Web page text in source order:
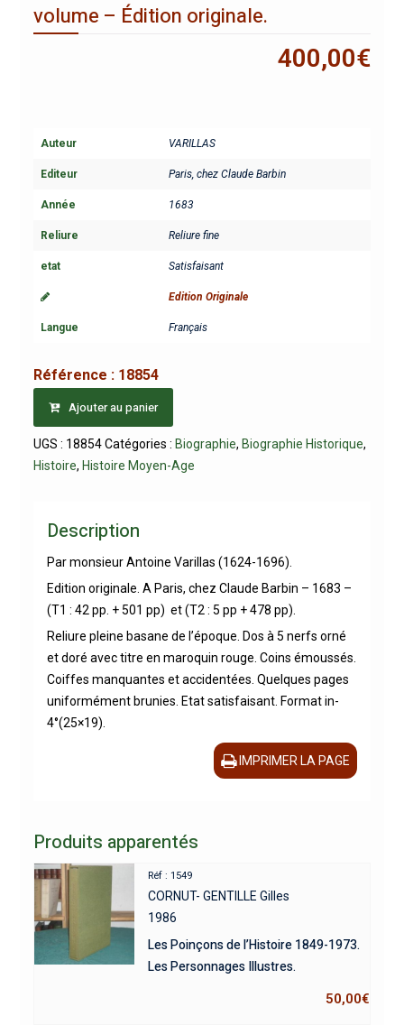
volume – Édition originale.
400,00€
Auteur VARILLAS
Editeur Paris, chez Claude Barbin
Année 1683
Reliure Reliure fine
etat Satisfaisant
Edition Originale
Langue Français
Référence : 18854
Ajouter au panier
UGS : 18854 Catégories : Biographie, Biographie Historique,
Histoire, Histoire Moyen-Age
Description
Par monsieur Antoine Varillas (1624-1696).
Edition originale. A Paris, chez Claude Barbin – 1683 –
(T1 : 42 pp. + 501 pp) et (T2 : 5 pp + 478 pp).
Reliure pleine basane de l’époque. Dos à 5 nerfs orné
et doré avec titre en maroquin rouge. Coins émoussés.
Coiffes manquantes et accidentées. Quelques pages
uniformément brunies. Etat satisfaisant. Format in-
4°(25×19).
IMPRIMER LA PAGE
Produits apparentés
Réf : 1549
CORNUT- GENTILLE Gilles
1986
Les Poinçons de l’Histoire 1849-1973.
Les Personnages Illustres.
50,00€